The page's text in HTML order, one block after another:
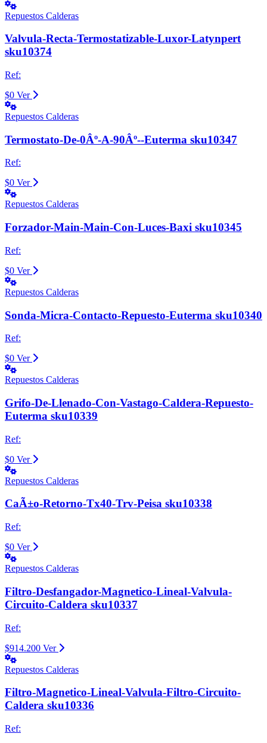
Repuestos Calderas
Valvula-Recta-Termostatizable-Luxor-Latynpert
sku10374
Ref:
$0 Ver
Repuestos Calderas
Termostato-De-0Âº-A-90Âº--Euterma sku10347
Ref:
$0 Ver
Repuestos Calderas
Forzador-Main-Main-Con-Luces-Baxi sku10345
Ref:
$0 Ver
Repuestos Calderas
Sonda-Micra-Contacto-Repuesto-Euterma sku10340
Ref:
$0 Ver
Repuestos Calderas
Grifo-De-Llenado-Con-Vastago-Caldera-Repuesto-
Euterma sku10339
Ref:
$0 Ver
Repuestos Calderas
CaÃ±o-Retorno-Tx40-Trv-Peisa sku10338
Ref:
$0 Ver
Repuestos Calderas
Filtro-Desfangador-Magnetico-Lineal-Valvula-
Circuito-Caldera sku10337
Ref:
$914.200 Ver
Repuestos Calderas
Filtro-Magnetico-Lineal-Valvula-Filtro-Circuito-
Caldera sku10336
Ref: